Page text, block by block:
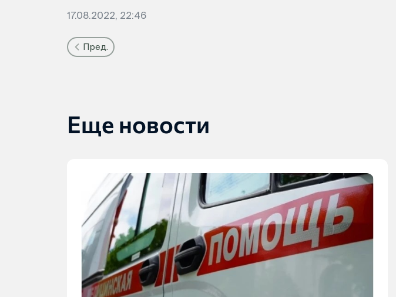
17.08.2022, 22:46
Пред.
Еще новости